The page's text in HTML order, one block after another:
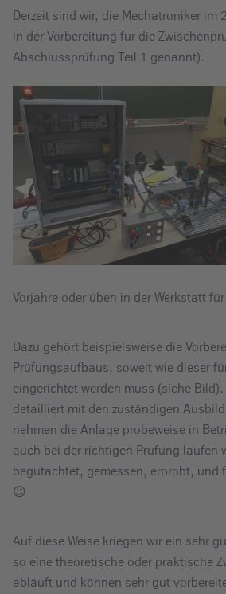
Derzeit sind wir, die Mechatroniker im
in der Vorbereitung für die
Abschlussprüfung Teil 1 genannt).
Vorjahre oder üben in der Werkstatt
Dazu gehört beispielsweise die
Prüfungsaufbaus, soweit wie dieser
eingerichtet werden muss (siehe
detailliert mit den zuständigen
nehmen die Anlage probeweise in
auch bei der richtigen Prüfung laufen
begutachtet, gemessen, erprobt, und
😉
Auf diese Weise kriegen wir ein sehr
so eine theoretische oder praktische
abläuft und können sehr gut